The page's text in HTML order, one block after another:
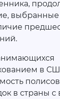
в
в страны с